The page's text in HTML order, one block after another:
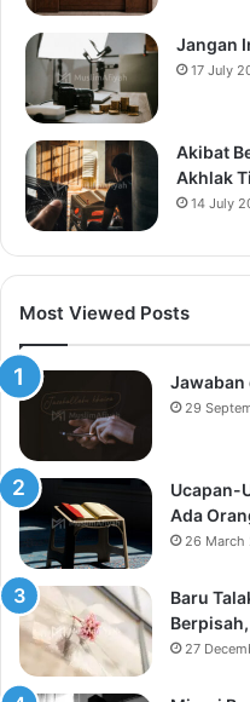
Jangan
17 July
Akibat
Akhlak
14 July
Most Viewed Posts
Jawaban
29
Ucapan-
Ada
26 March
Baru
27